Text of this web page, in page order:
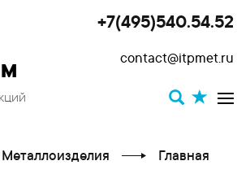
+7(495)540.54.52
contact@itpmet.ru
Металлоизделия Главная